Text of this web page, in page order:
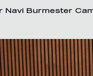
Burmester